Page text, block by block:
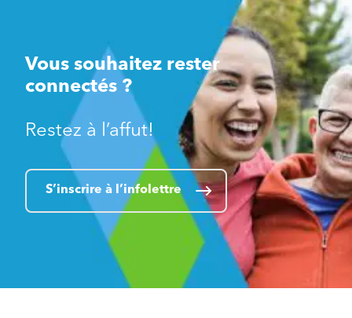
Vous souhaitez rester
connectés ?
Restez à l’affut!
S’inscrire à l’infolettre